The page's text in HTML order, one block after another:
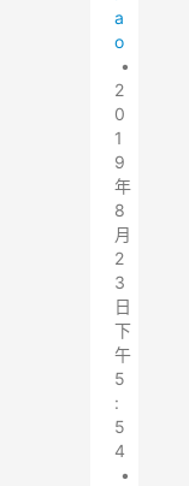
a
o
•
2
0
1
9
年
8
月
2
3
日
下
午
5
:
5
4
•